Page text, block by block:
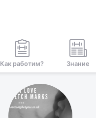
Как работим? Знание